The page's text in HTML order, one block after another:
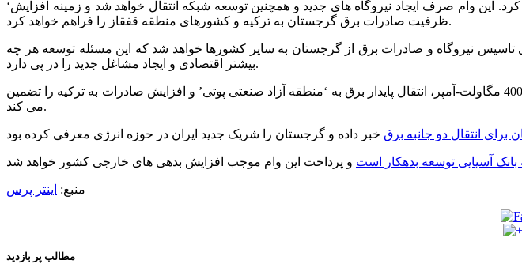
‘کرد. این وام صرف ایجاد نیروگاه های جدید و همچنین توسعه شبکه انتقال خواهد شد و زمینه افزایش
ظرفیت صادرات برق گرجستان به ترکیه و کشورهای منطقه قفقاز را فراهم خواهد کرد.
نیروگاه و صادرات برق از گرجستان به سایر کشورها خواهد شد که این مسئله توسعه هر چه
بیشتر اقتصادی و ایجاد مشاغل جدید را در پی دارد.
هم اکنون برای ایجاد یک نیروگاه 220 کیلو ولت در ‘خورگا’ برنامه ریزی شده که با افزایش ظرفیتی معادل 400 مگاولت-آمپر، انتقال پایدار برق به ‘منطقه آزاد صنعتی پوتی’ و افزایش صادرات به ترکیه را تضمین
می کند.
برای انتقال دو جانبه برق
منبع: اینتر پرس
مطالب پر بازدید